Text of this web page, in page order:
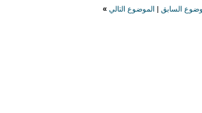
السابق الموضوع التالي »